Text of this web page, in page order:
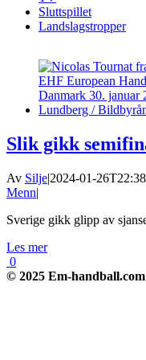
Sluttspillet
Landslagstropper
Slik gikk
Av Silje|2024-01-
Menn|
Sverige gikk glipp av
Les mer
0
© 2025 Em-